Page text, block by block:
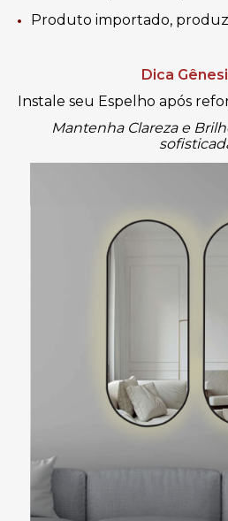
Produto importado,
Dica
Instale seu Espelho após
Mantenha Clareza e